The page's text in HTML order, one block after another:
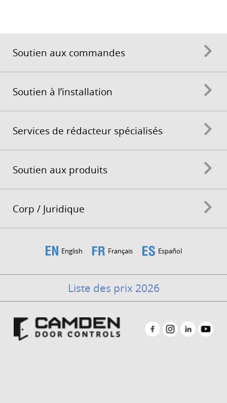
Soutien aux commandes
Soutien à l’installation
Services de rédacteur spécialisés
Soutien aux produits
Corp / Juridique
English Français Español
Liste des prix 2026